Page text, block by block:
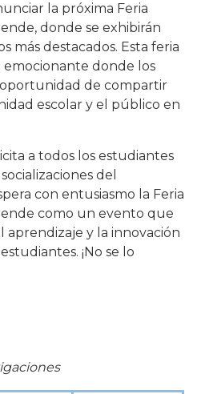
la próxima Feria
donde se exhibirán
más destacados. Esta feria
donde los
de compartir
escolar y el público en
a todos los estudiantes
del
con entusiasmo la Feria
como un evento que
aprendizaje y la innovación
¡No se lo